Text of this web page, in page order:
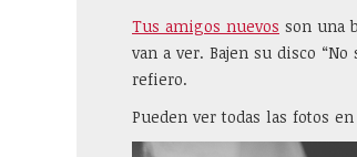
Tus amigos nuevos son una
van a ver. Bajen su disco “No
refiero.
Pueden ver todas las fotos